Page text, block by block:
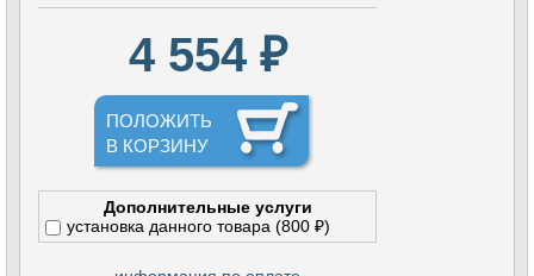
4 554 ₽
ПОЛОЖИТЬ
В КОРЗИНУ
Дополнительные услуги
установка данного товара (800 ₽)